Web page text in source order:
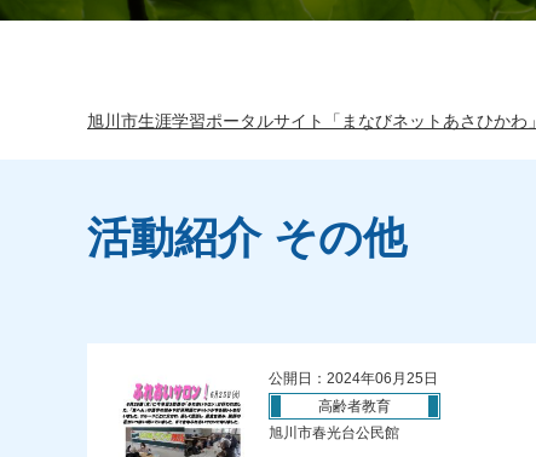
旭川市生涯学習ポータルサイト「まなびネットあさひかわ」
活動紹介 その他
公開日：2024年06月25日
高齢者教育
旭川市春光台公民館